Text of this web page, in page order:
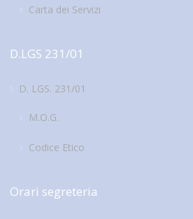
Carta dei Servizi
D.LGS 231/01
D. LGS. 231/01
M.O.G.
Codice Etico
Orari segreteria